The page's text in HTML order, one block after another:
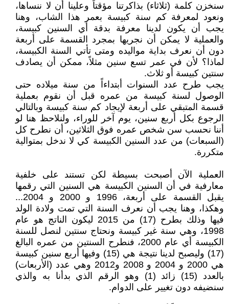
سنخزن كلمة (ثلاثاء) بذاكرتنا مؤقتاً وعلينا أن لا ننساها،
ونعود لمعرفة كم سنة كبيسة بعمر هذا الشاب، وهنا
يجب أن يكون لدينا معرفة بدقة أي السنين كبيسة،
والعملية لا يمكن أن نجريها بمجرد القسمة على أربعة
دون أن نعرف بداية مواليده ومتى تأتي السنة الكبيسة،
لماذا؟ لأن في عمر تسع سنين مثلاً، ممكن أن يصادف
سنتين كبيسة أو ثلاث.
يجب طرح عدد السنوات أبتداءاً من سنة ميلاده حتى
الوصول لسنة كبيسة من عمره قبل أن نقوم بعملية
قسمة المتبقي على أربعة لإيجاد كم سنة كبيسة وبالتالي
الرجوع بكل أربع سنين، يوم آخر للوراء، ولنلاحظ هنا لو
أننا نحسب سن شخص عمره فوق الثلاثين، أن نطرح كل
(السبعات) من عدد السنين الكبيسة كي لا ندخل بمتوالية
متكررة.
العملية الآن أصبحت بسيطة لكن تستند على خلفية
معارفية في أن السنين الكبيسة هي السنين التي رقمها
يقبل القسمة على أربعة، 1996 و 2000 و 2004...
وهكذا، وهنا يجب أن نعرف السنة التي تمت ولادة الولد
فيها وذلك بطرح (17) من 2015 ليكون الناتج هو عام
1998، وهي سنة غير كبيسة ونحتاج سنتين لنصل للسنة
الكبيسة أي عام 2000، فنطرح السنتين من عمره البالغ
(17) وليصبح لدينا نتيجة هي (15) وفيها أربع سنين كبيسة
هي 2000 و 2004 و 2008 و2012 وهي عدد (الأربعات)
بالعدد (15) زائد (1) وهو الرقم الذي بدأنا به والذي
سنضيفه دون تغيير على الدوام.